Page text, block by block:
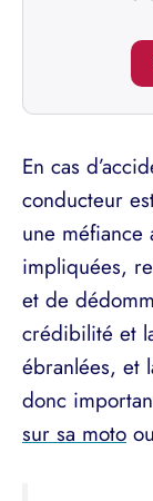
En cas
conducteur
une méfiance
impliquées,
et de
crédibilité et
ébranlées, et
donc
sur sa moto